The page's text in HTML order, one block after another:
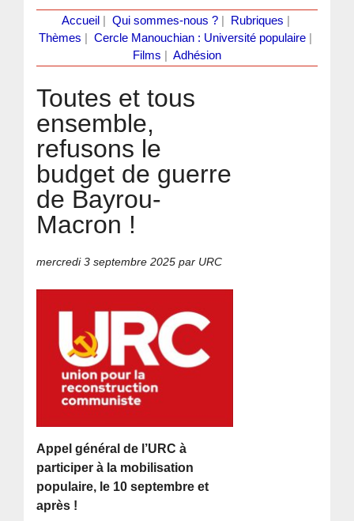
Accueil Qui sommes-nous ?| Rubriques
Thèmes
Cercle Manouchian : Université populaire
Films
Adhésion
Toutes et tous
ensemble,
refusons le
budget de guerre
de Bayrou-
Macron !
mercredi 3 septembre 2025 par URC
Appel général de l’URC à
participer à la mobilisation
populaire, le 10 septembre et
après !